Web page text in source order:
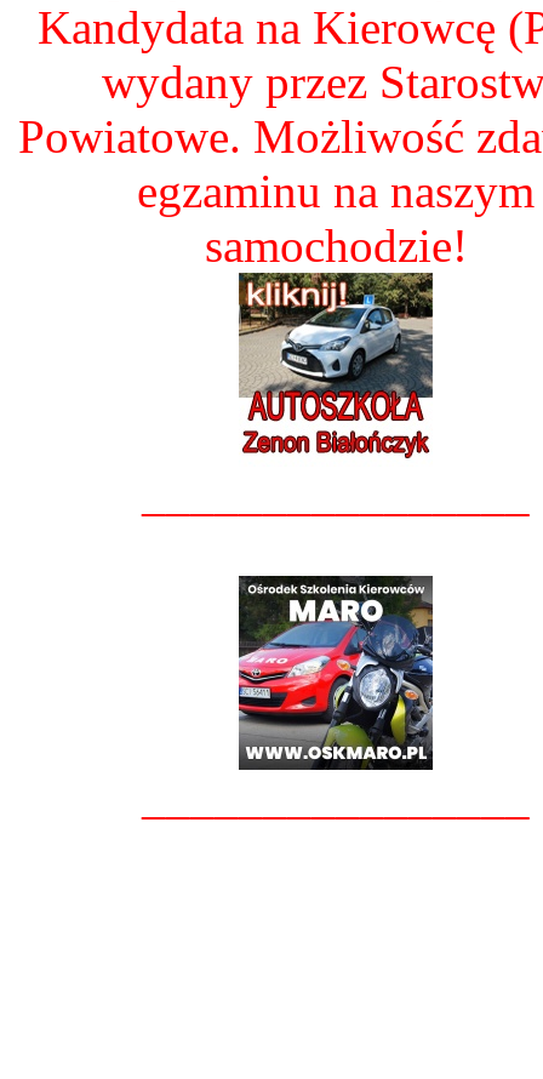
Kandydata na Kierowcę
wydany przez
Powiatowe. Możliwość
egzaminu na naszym
samochodzie!